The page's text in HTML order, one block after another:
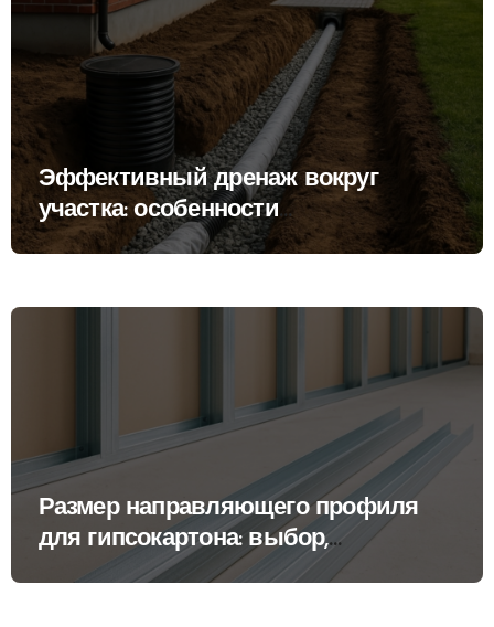
Эффективный дренаж вокруг
участка: особенности
проектирования, виды систем и
Размер направляющего профиля
для гипсокартона: выбор,
особенности и применение